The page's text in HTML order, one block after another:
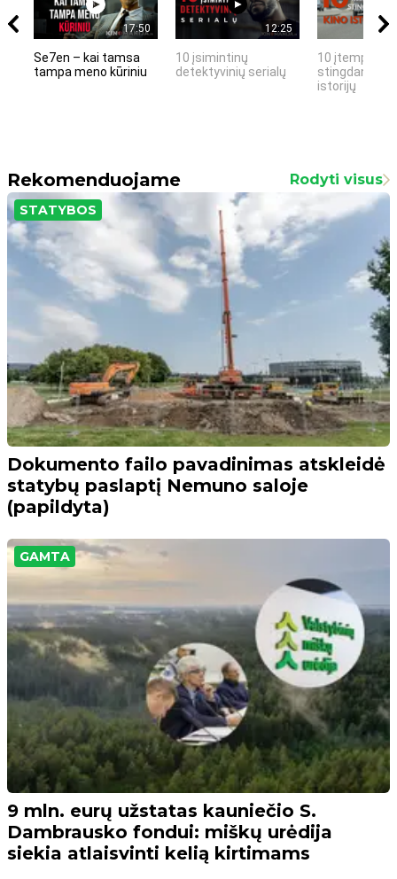
17:50
Se7en – kai tamsa
tampa meno kūriniu
12:25
10 įsimintinų
detektyvinių serialų
10 įtemptų,
stingdančių
istorijų
Rekomenduojame Rodyti visus
STATYBOS
Dokumento failo pavadinimas atskleidė
statybų paslaptį Nemuno saloje
(papildyta)
GAMTA
9 mln. eurų užstatas kauniečio S.
Dambrausko fondui: miškų urėdija
siekia atlaisvinti kelią kirtimams